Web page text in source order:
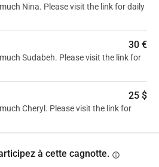
ont été effectués
organes
et a déjà commencé son
Nina. Please visit the link for daily
30 €
Sudabeh. Please visit the link for
25 $
Cheryl. Please visit the link for
à cette cagnotte. info